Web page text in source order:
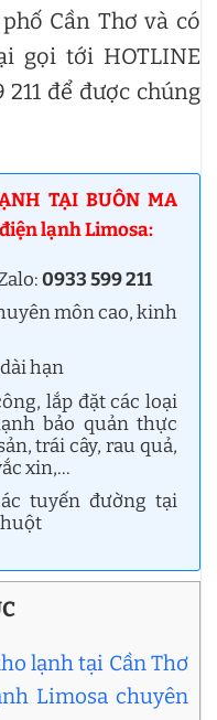
Cần Thơ và có
gọi tới HOTLINE
để được chúng
TẠI BUÔN MA
lạnh Limosa:
0933 599 211
môn cao, kinh
hạn
lắp đặt các loại
bảo quản thực
trái cây, rau quả,
xin,…
tuyến đường tại
lạnh tại Cần Thơ
Limosa chuyên